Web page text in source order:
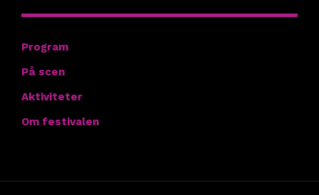
Program
På scen
Aktiviteter
Om festivalen